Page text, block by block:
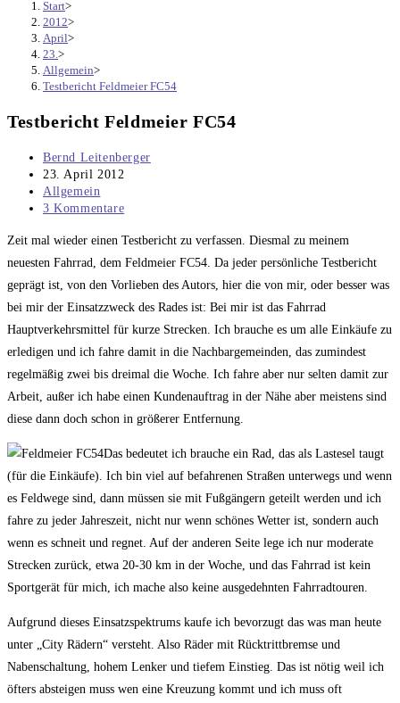
Start>
2012>
April>
23. >
Allgemein>
Testbericht Feldmeier FC54
Testbericht Feldmeier FC54
Beitrags-
Autor:
Bernd Leitenberger
Beitrag
veröffentlicht:
23. April 2012
Beitrags-
Kategorie:
Allgemein
Beitrags-
3 Kommentare
Zeit mal wieder einen Testbericht zu verfassen. Diesmal zu meinem
neuesten Fahrrad, dem Feldmeier FC54. Da jeder persönliche Testbericht
geprägt ist, von den Vorlieben des Autors, hier die von mir, oder besser was
bei mir der Einsatzzweck des Rades ist: Bei mir ist das Fahrrad
Hauptverkehrsmittel für kurze Strecken. Ich brauche es um alle Einkäufe zu
erledigen und ich fahre damit in die Nachbargemeinden, das zumindest
regelmäßig zwei bis dreimal die Woche. Ich fahre aber nur selten damit zur
Arbeit, außer ich habe einen Kundenauftrag in der Nähe aber meistens sind
diese dann doch schon in größerer Entfernung.
Das bedeutet ich brauche ein Rad, das als Lastesel taugt
(für die Einkäufe). Ich bin viel auf befahrenen Straßen unterwegs und wenn
es Feldwege sind, dann müssen sie mit Fußgängern geteilt werden und ich
fahre zu jeder Jahreszeit, nicht nur wenn schönes Wetter ist, sondern auch
wenn es schneit und regnet. Auf der anderen Seite lege ich nur moderate
Strecken zurück, etwa 20-30 km in der Woche, und das Fahrrad ist kein
Sportgerät für mich, ich mache also keine ausgedehnten Fahrradtouren.
Aufgrund dieses Einsatzspektrums kaufe ich bevorzugt das was man heute
unter „City Rädern“ versteht. Also Räder mit Rücktrittbremse und
Nabenschaltung, hohem Lenker und tiefem Einstieg. Das ist nötig weil ich
öfters absteigen muss wen eine Kreuzung kommt und ich muss oft